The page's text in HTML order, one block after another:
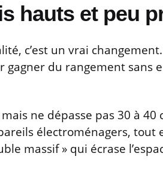
hauts et peu
c’est un vrai
gagner du rangement sans
ne dépasse pas 30 à
électroménagers, tout
massif » qui écrase